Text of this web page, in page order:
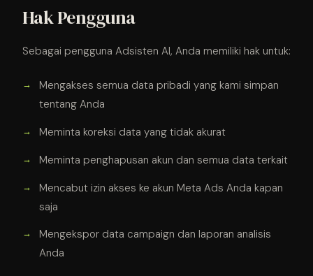
Hak Pengguna
Sebagai pengguna Adsisten AI, Anda memiliki hak untuk:
Mengakses semua data pribadi yang kami simpan
tentang Anda
Meminta koreksi data yang tidak akurat
Meminta penghapusan akun dan semua data terkait
Mencabut izin akses ke akun Meta Ads Anda kapan
saja
Mengekspor data campaign dan laporan analisis
Anda